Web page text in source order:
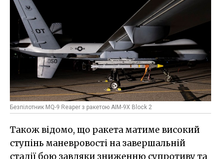
Безпілотник MQ-9 Reaper з ракетою AIM-9X Block 2
Також відомо, що ракета матиме високий
ступінь маневровості на завершальній
стадії бою завдяки зниженню супротиву та